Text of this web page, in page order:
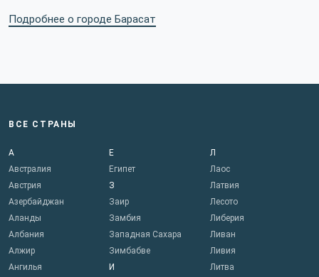
Подробнее о городе Барасат
ВСЕ СТРАНЫ
А
Австралия
Австрия
Азербайджан
Аланды
Албания
Алжир
Ангилья
Е
Египет
З
Заир
Замбия
Западная Сахара
Зимбабве
И
Л
Лаос
Латвия
Лесото
Либерия
Ливан
Ливия
Литва